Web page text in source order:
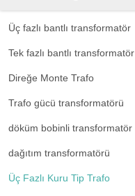
Üç fazlı bantlı transformatör
Tek fazlı bantlı transformatör
Direğe Monte Trafo
Trafo gücü transformatörü
döküm bobinli transformatör
dağıtım transformatörü
Üç Fazlı Kuru Tip Trafo